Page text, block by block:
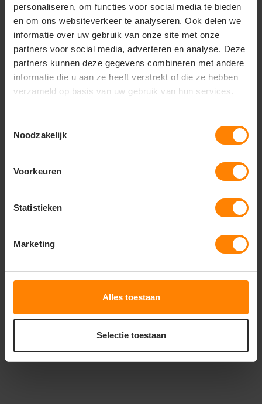
personaliseren, om functies voor social media te bieden
en om ons websiteverkeer te analyseren. Ook delen we
informatie over uw gebruik van onze site met onze
partners voor social media, adverteren en analyse. Deze
partners kunnen deze gegevens combineren met andere
informatie die u aan ze heeft verstrekt of die ze hebben
verzameld op basis van uw gebruik van hun services.
Noodzakelijk
Voorkeuren
Statistieken
Marketing
Alles toestaan
Selectie toestaan
store
Bezoek onze showroom:
Provincialeweg 59 - Velddriel
Dit vind je misschien ook leuk
Items van productcarrousel
Meer stuks = meer korting
Met of zonder bedrukking
PERSONALISEER
ROLY SIBERIA SS6428
Gratis digitale proefdruk
Bedrukking in eigen huis
PERSONALISEER